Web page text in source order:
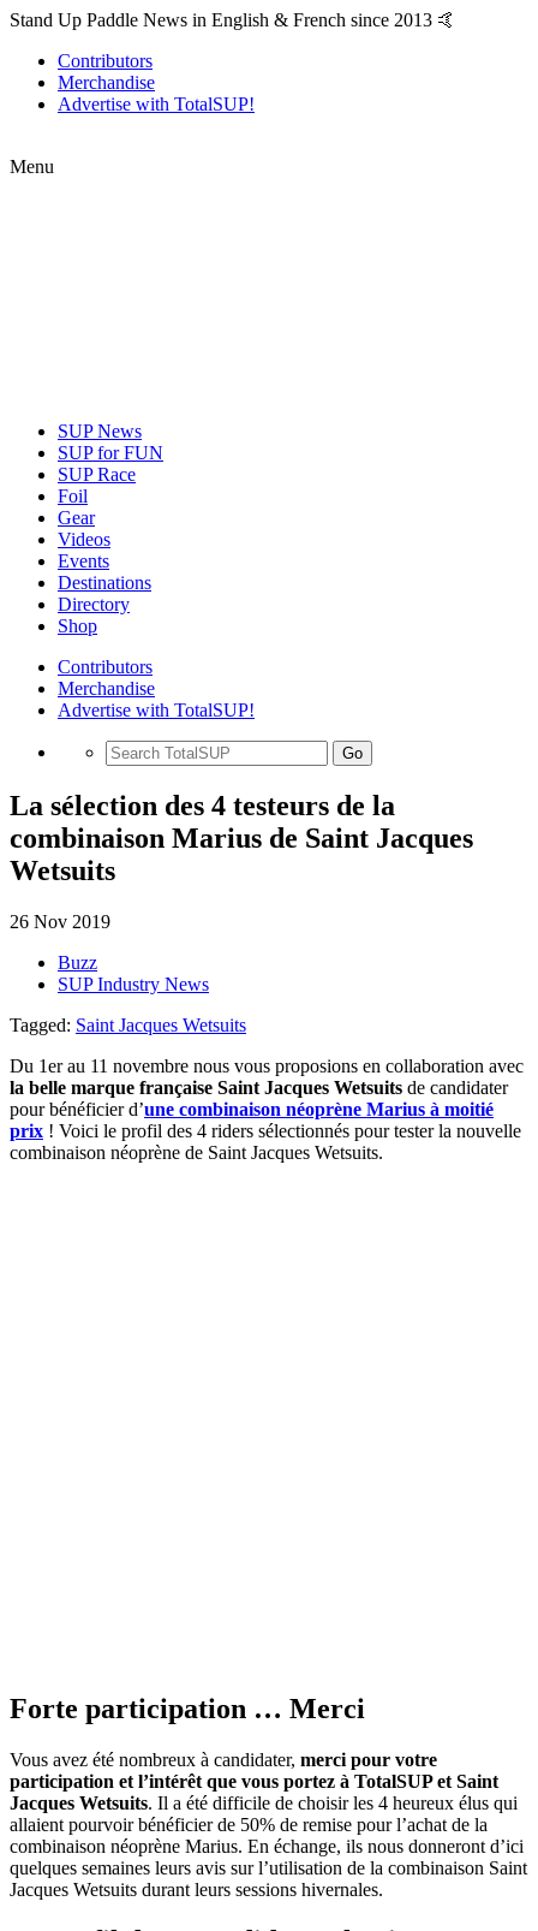
Stand Up Paddle News in English & French since 2013 🤙
Contributors
Merchandise
Advertise with TotalSUP!
Menu
SUP News
SUP for FUN
SUP Race
Foil
Gear
Videos
Events
Destinations
Directory
Shop
Contributors
Merchandise
Advertise with TotalSUP!
Go
La sélection des 4 testeurs de la
combinaison Marius de Saint Jacques
Wetsuits
26 Nov 2019
Buzz
SUP Industry News
Tagged: Saint Jacques Wetsuits
Du 1er au 11 novembre nous vous proposions en collaboration avec
la belle marque française Saint Jacques Wetsuits de candidater
pour bénéficier d’une combinaison néoprène Marius à moitié
prix ! Voici le profil des 4 riders sélectionnés pour tester la nouvelle
combinaison néoprène de Saint Jacques Wetsuits.
Forte participation … Merci
Vous avez été nombreux à candidater, merci pour votre
participation et l’intérêt que vous portez à TotalSUP et Saint
Jacques Wetsuits. Il a été difficile de choisir les 4 heureux élus qui
allaient pourvoir bénéficier de 50% de remise pour l’achat de la
combinaison néoprène Marius. En échange, ils nous donneront d’ici
quelques semaines leurs avis sur l’utilisation de la combinaison Saint
Jacques Wetsuits durant leurs sessions hivernales.